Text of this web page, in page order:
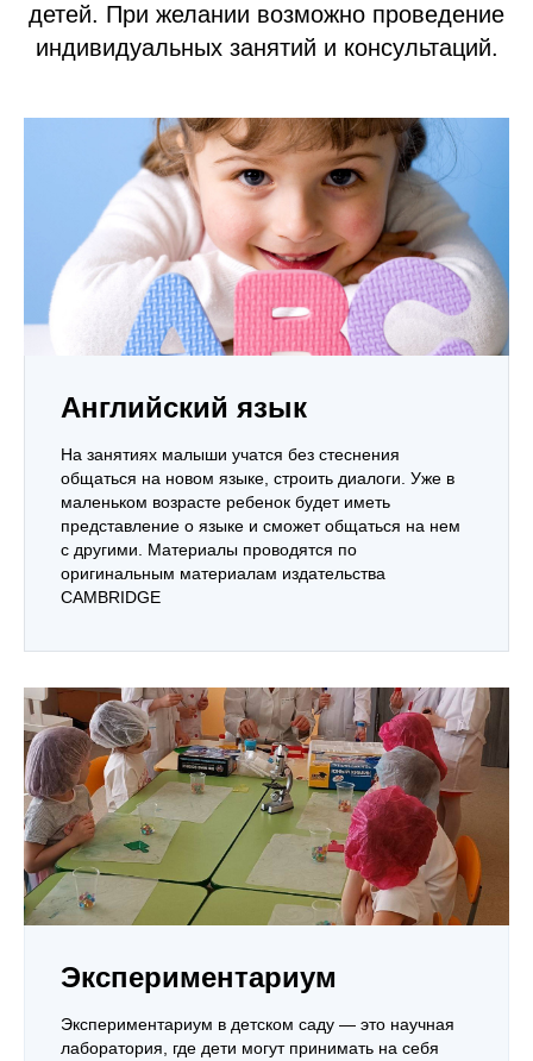
детей. При желании возможно проведение
индивидуальных занятий и консультаций.
Английский язык
На занятиях малыши учатся без стеснения
общаться на новом языке, строить диалоги. Уже в
маленьком возрасте ребенок будет иметь
представление о языке и сможет общаться на нем
с другими. Материалы проводятся по
оригинальным материалам издательства
CAMBRIDGE
Экспериментариум
Экспериментариум в детском саду — это научная
лаборатория, где дети могут принимать на себя